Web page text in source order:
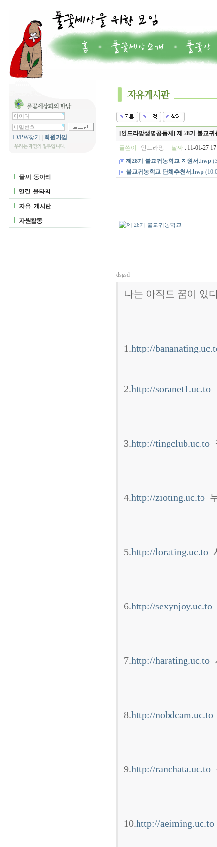
ID/PW찾기 회원가입
[인드라망생명공동체] 제 28기 불교귀
글쓴이 : 인드라망 날짜: 11-01-27
제28기 불교귀농학교 지원서.hwp
불교귀농학교 단체추천서.hwp
dsgsd
나는 아직도 꿈이 있
1.http://
2.http://soranet1.uc.to
3.http://tingclub.uc.to
4.http://zioting.uc.to누
5.http://lorating.uc.to
6.http://sexynjoy.uc.to
7.http://harating.uc.to
8.http://nobdcam.uc.to
9.http://ranchata.uc.to
10.http://aeiming.uc.to